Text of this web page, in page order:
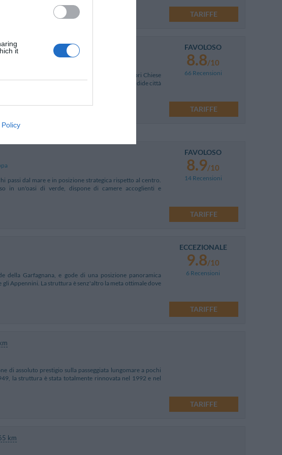
it
giudizi
TARIFFE
storico di Lucca, base ideale per visitare le celebri Chiese
palazzi storici e i negozi tipici della città, le splendide città
ben 66!
FAVOLOSO
8.8/10
66 Recensioni
TARIFFE
passi dal mare e in posizione strategica rispetto al centro.
in un'oasi di verde, dispone di camere accoglienti e
FAVOLOSO
8.9/10
14 Recensioni
TARIFFE
della Garfagnana, e gode di una posizione panoramica
Appennini. La struttura è senz'altro la meta ottimale dove
ECCEZIONALE
9.8/10
6 Recensioni
TARIFFE
di assoluto prestigio sulla passeggiata lungomare a pochi
la struttura è stata totalmente rinnovata nel 1992 e nel
TARIFFE
km